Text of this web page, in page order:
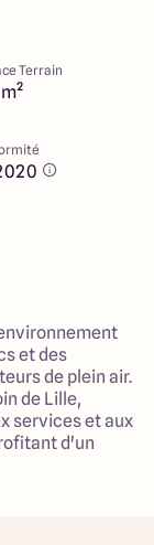
64 60
30
4.8
Terrain
et des
de plein air.
de Lille,
services et aux
d'un
les transports
vers les